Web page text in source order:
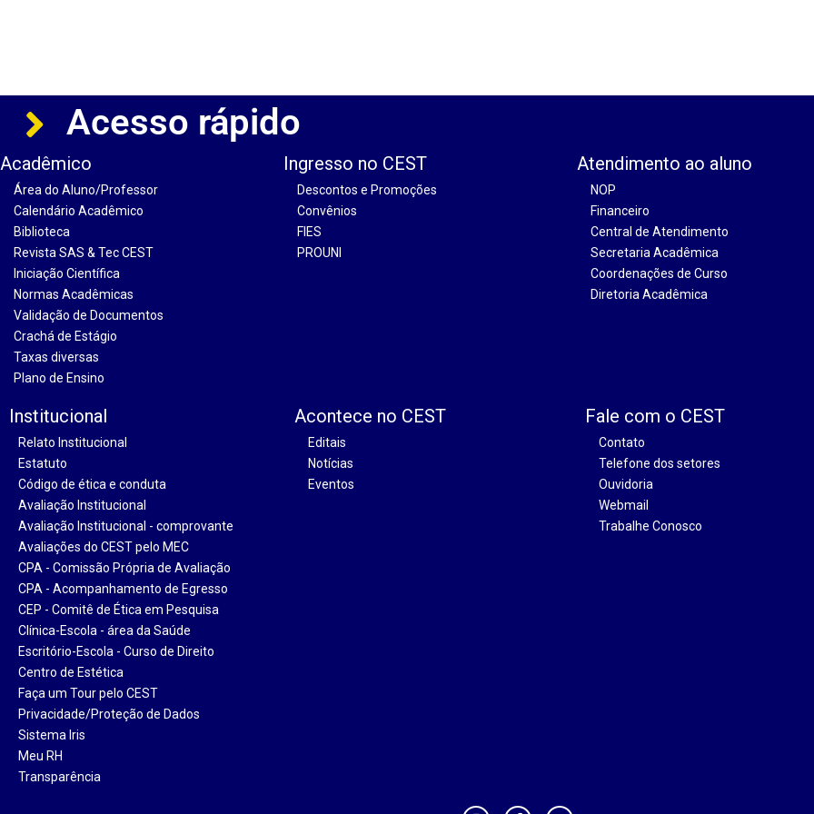
Acesso rápido
Acadêmico
Área do Aluno/Professor
Calendário Acadêmico
Biblioteca
Revista SAS & Tec CEST
Iniciação Científica
Normas Acadêmicas
Validação de Documentos
Crachá de Estágio
Taxas diversas
Plano de Ensino
Ingresso no CEST
Descontos e Promoções
Convênios
FIES
PROUNI
Atendimento ao aluno
NOP
Financeiro
Central de Atendimento
Secretaria Acadêmica
Coordenações de Curso
Diretoria Acadêmica
Institucional
Relato Institucional
Estatuto
Código de ética e conduta
Avaliação Institucional
Avaliação Institucional - comprovante
Avaliações do CEST pelo MEC
CPA - Comissão Própria de Avaliação
CPA - Acompanhamento de Egresso
CEP - Comitê de Ética em Pesquisa
Clínica-Escola - área da Saúde
Escritório-Escola - Curso de Direito
Centro de Estética
Faça um Tour pelo CEST
Privacidade/Proteção de Dados
Sistema Iris
Meu RH
Transparência
Acontece no CEST
Editais
Notícias
Eventos
Fale com o CEST
Contato
Telefone dos setores
Ouvidoria
Webmail
Trabalhe Conosco